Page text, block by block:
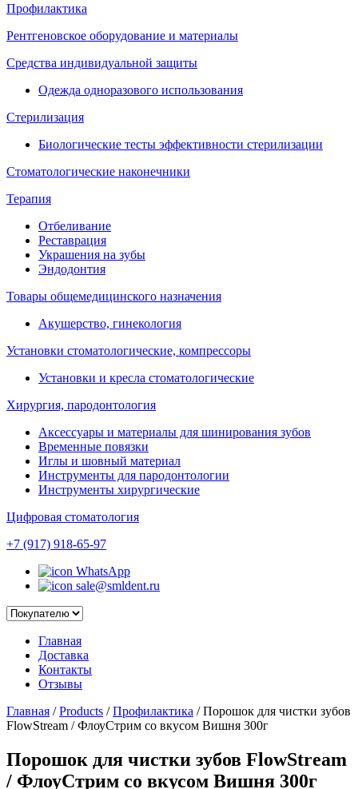
Профилактика
Рентгеновское оборудование и материалы
Средства индивидуальной защиты
Одежда одноразового использования
Стерилизация
Биологические тесты эффективности стерилизации
Стоматологические наконечники
Терапия
Отбеливание
Реставрация
Украшения на зубы
Эндодонтия
Товары общемедицинского назначения
Акушерство, гинекология
Установки стоматологические, компрессоры
Установки и кресла стоматологические
Хирургия, пародонтология
Аксессуары и материалы для шинирования зубов
Временные повязки
Иглы и шовный материал
Инструменты для пародонтологии
Инструменты хирургические
Цифровая стоматология
+7 (917) 918-65-97
WhatsApp
sale@smldent.ru
Главная
Доставка
Контакты
Отзывы
Главная / Products / Профилактика /Порошок для чистки зубов
FlowStream / ФлоуСтрим со вкусом Вишня 300г
Порошок для чистки зубов FlowStream
/ ФлоуСтрим со вкусом Вишня 300г